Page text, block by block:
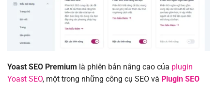
Yoast SEO Premium là phiên bản nâng cao của plugin
Yoast SEO, một trong những công cụ SEO và Plugin SEO